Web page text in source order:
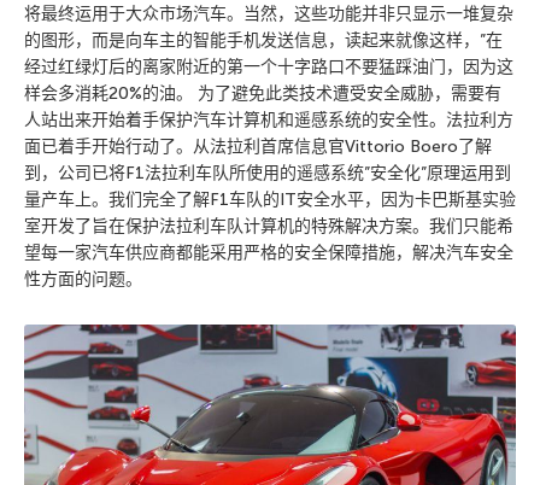
将最终运用于大众市场汽车。当然，这些功能并非只显示一堆复杂
的图形，而是向车主的智能手机发送信息，读起来就像这样，”在
经过红绿灯后的离家附近的第一个十字路口不要猛踩油门，因为这
样会多消耗20%的油。 为了避免此类技术遭受安全威胁，需要有
人站出来开始着手保护汽车计算机和遥感系统的安全性。法拉利方
面已着手开始行动了。从法拉利首席信息官Vittorio Boero了解
到，公司已将F1法拉利车队所使用的遥感系统”安全化”原理运用到
量产车上。我们完全了解F1车队的IT安全水平，因为卡巴斯基实验
室开发了旨在保护法拉利车队计算机的特殊解决方案。我们只能希
望每一家汽车供应商都能采用严格的安全保障措施，解决汽车安全
性方面的问题。